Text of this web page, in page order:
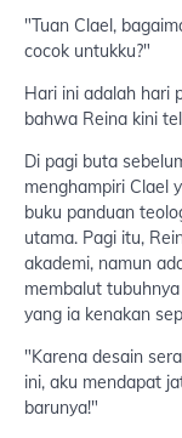
"Tuan Clael,
cocok untukku?"
Hari ini adalah hari
bahwa Reina kini
Di pagi buta
menghampiri Clael
buku panduan
utama. Pagi itu,
akademi, namun
membalut
yang ia kenakan
"Karena desain
ini, aku mendapat
barunya!"